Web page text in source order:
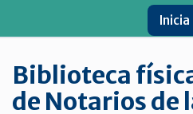
Jurídica
virtual
de
Biblioteca
de Notarios de